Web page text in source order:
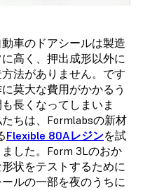
動車のドアシールは製造
高く、押出成形以外に
法がありません。です
莫大な費用がかかるう
長くなってしまいま
ちは、Formlabsの新材
Flexible 80Aレジンを試
した。Form 3Lのおか
状をテストするために
ルの一部を夜のうちに